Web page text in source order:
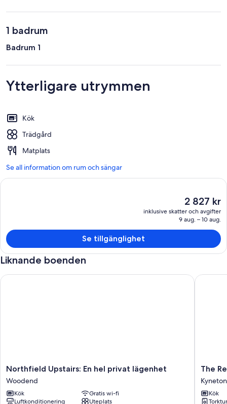
1 badrum
Badrum 1
Ytterligare utrymmen
Kök
Trädgård
Matplats
Se all information om rum och sängar
Det
nuvarande
priset
2 827 kr
inklusive skatter och avgifter
9 aug. – 10 aug.
Se tillgänglighet
Liknande boenden
Northfield
Upstairs:
En
hel
Northfield Upstairs: En hel privat lägenhet
Woodend
Kök
Gratis wi-fi
Luftkonditionering
Uteplats
Northfield Upstairs: En hel privat lägenhet
The
Reverie
in
Kyneton
The
Kyneton
Kök
The